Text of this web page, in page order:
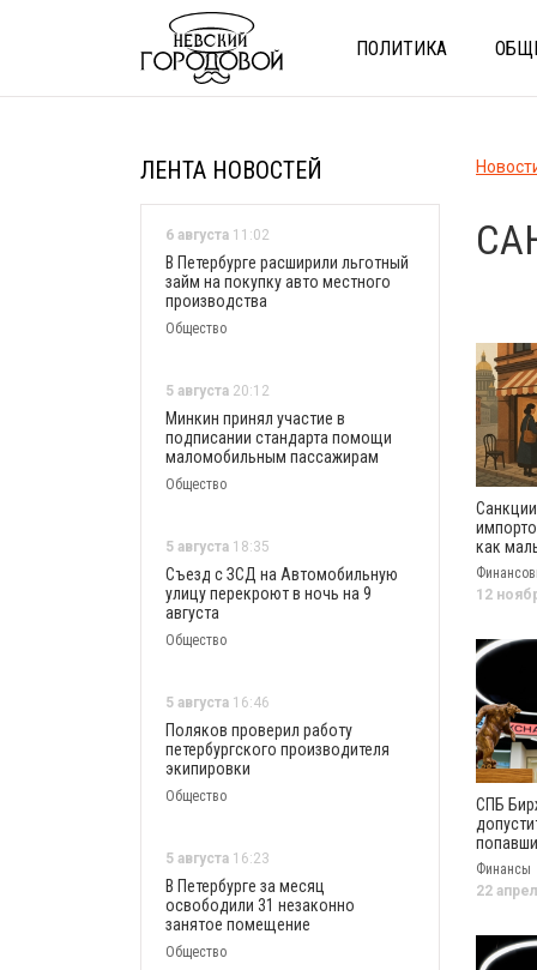
ПОЛИТИКА
как
новым
12
СПБ
санкции
Финансы
22
ЛЕНТА НОВОСТЕЙ
6 августа 11:02
В Петербурге расширили льготный
займ на покупку авто местного
производства
Общество
5 августа 20:12
Минкин принял участие в
подписании стандарта помощи
маломобильным пассажирам
Общество
5 августа 18:35
Съезд с ЗСД на Автомобильную
улицу перекроют в ночь на 9
августа
Общество
5 августа 16:46
Поляков проверил работу
петербургского производителя
экипировки
Общество
5 августа 16:23
В Петербурге за месяц
освободили 31 незаконно
занятое помещение
Общество